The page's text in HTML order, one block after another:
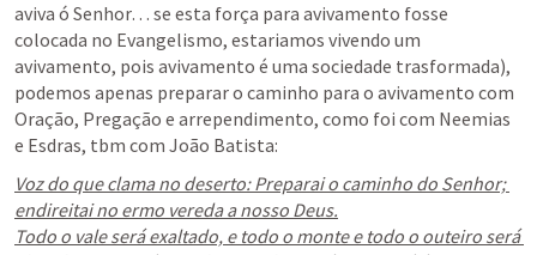
aviva ó Senhor… se esta força para avivamento fosse
colocada no Evangelismo, estariamos vivendo um
avivamento, pois avivamento é uma sociedade trasformada),
podemos apenas preparar o caminho para o avivamento com
Oração, Pregação e arrependimento, como foi com Neemias
e Esdras, tbm com João Batista:
Voz do que clama no deserto: Preparai o caminho do Senhor;
endireitai no ermo vereda a nosso Deus.
Todo o vale será exaltado, e todo o monte e todo o outeiro será